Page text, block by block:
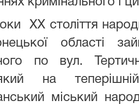
ХХ століття
області
по вул.
на
міський